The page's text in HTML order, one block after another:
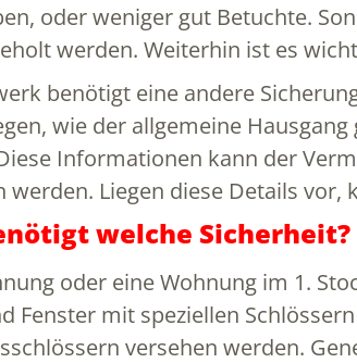
oder weniger gut Betuchte.
werden. Weiterhin ist es
benötigt eine andere
wie der allgemeine
Informationen kann der
Liegen diese Details
welche Sicherheit?
oder eine Wohnung im 1.
Fenster mit speziellen
versehen werden.